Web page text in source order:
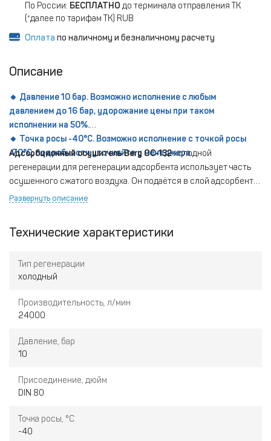
По России: БЕСПЛАТНО до терминала отправления ТК
(*далее по тарифам ТК) RUB
Оплата по наличному и безналичному расчету
Описание
🔸 Давление 10 бар. Возможно исполнение с любым
давлением до 16 бар, удорожание цены при таком
исполнении на 50%.
🔸 Точка росы -40°С. Возможно исполнение с точкой росы
-70°С, подробности уточняйте у менеджера.
Адсорбционный осушитель Berg ОС-132холодной
регенерации для регенерации адсорбента использует часть
осушенного сжатого воздуха. Он подаётся в слой адсорбента
таким образом, чтобы сухой воздух поглощал накопленную в
используется.
Развернуть описание
Технические характеристики
Тип регенерации
холодный
Производительность, л/мин
24000
Давление, бар
10
Присоединение, дюйм
DIN 80
Точка росы, °С
-40